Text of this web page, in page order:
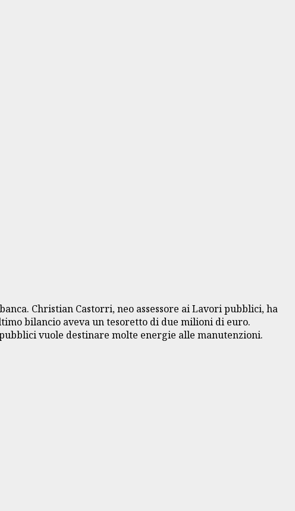
Christian Castorri, neo assessore ai Lavori pubblici, ha
bilancio aveva un tesoretto di due milioni di euro.
vuole destinare molte energie alle manutenzioni.